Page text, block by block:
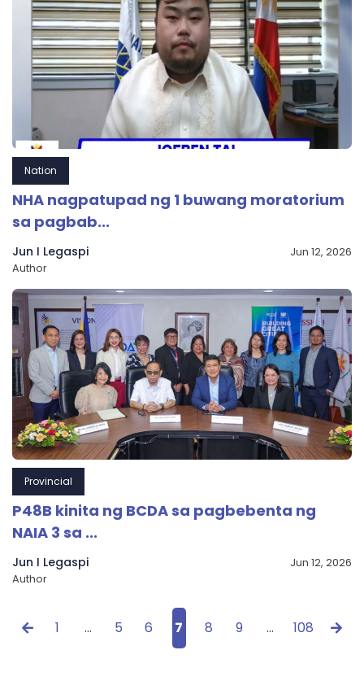
Nation
NHA nagpatupad ng 1 buwang moratorium
sa pagbab...
Jun I Legaspi
Author
Jun 12, 2026
Provincial
P48B kinita ng BCDA sa pagbebenta ng
NAIA 3 sa ...
Jun I Legaspi
Author
Jun 12, 2026
1 … 5 6 7 8 9 … 108